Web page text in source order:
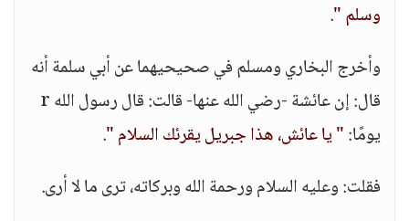
وسلم ".
وأخرج البخاري ومسلم في صحيحيهما عن ‏أبي سلمة أنه
قال:‏ ‏إن ‏عائشة -رضي الله عنها- ‏قالت: ‏قال رسول الله ‏r
‏يومًا:" ‏يا ‏عائش، ‏هذا ‏جبريل ‏يقرئك السلام ".
فقلت: وعليه السلام ورحمة الله وبركاته، ترى ما لا أرى.